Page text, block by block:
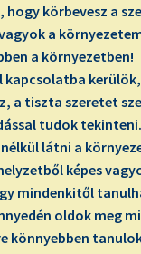
körbevesz a
a
a környezetben!
kapcsolatba
a tiszta szeretet
tudok tekinteni.
látni a
képes
mindenkitől
oldok meg
könnyebben